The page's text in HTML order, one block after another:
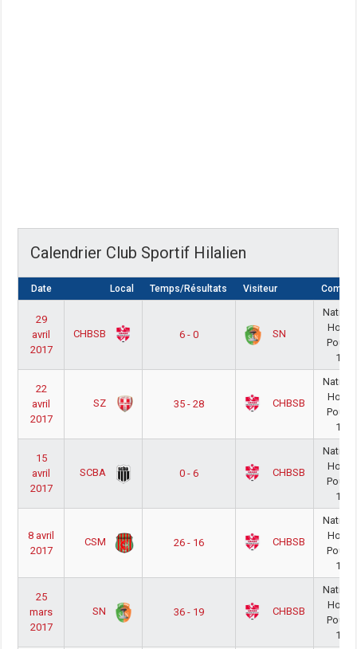
Calendrier Club Sportif Hilalien
Date Local Temps/Résultats Visiteur
29
avril
2017
CHBSB 6 - 0 SN
Poule
16/
22
avril
2017
SZ 35 - 28 CHBSB
Poule
16/
15
avril
2017
SCBA 0 - 6 CHBSB
Poule
16/
8 avril
2017
CSM 26 - 16 CHBSB
Poule
16/
25
mars
2017
SN 36 - 19 CHBSB
Poule
16/